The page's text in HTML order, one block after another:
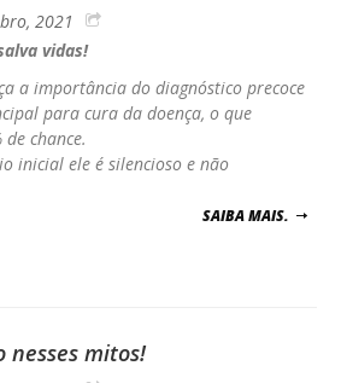
2021
vidas!
a importância do diagnóstico precoce
para cura da doença, o que
chance.
inicial ele é silencioso e não
SAIBA MAIS.
nesses mitos!